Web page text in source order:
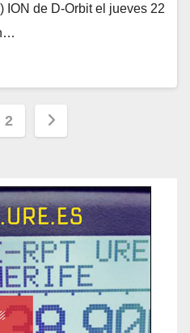
ION de D-Orbit el jueves 22
2